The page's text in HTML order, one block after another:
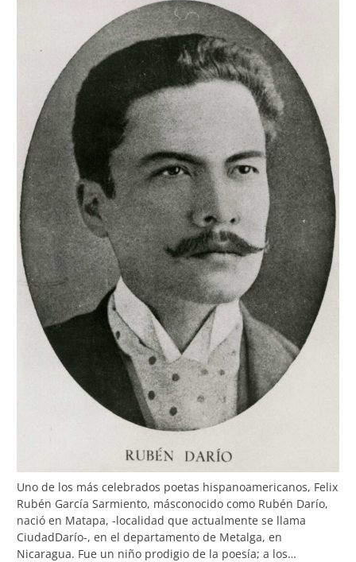
Uno de los más celebrados poetas hispanoamericanos, Felix
Rubén García Sarmiento, másconocido como Rubén Darío,
nació en Matapa, -localidad que actualmente se llama
CiudadDarío-, en el departamento de Metalga, en
Nicaragua. Fue un niño prodigio de la poesía; a los…